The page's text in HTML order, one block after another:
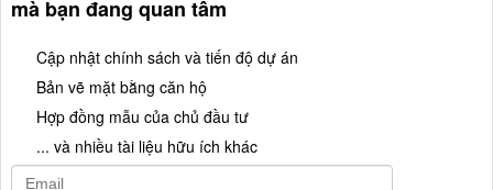
mà bạn đang quan tâm
Cập nhật chính sách và tiến độ dự án
Bản vẽ mặt bằng căn hộ
Hợp đồng mẫu của chủ đầu tư
... và nhiều tài liệu hữu ích khác